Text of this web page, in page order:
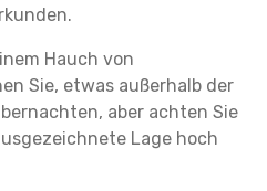
Hauch von
Sie, etwas außerhalb der
aber achten Sie
Lage hoch